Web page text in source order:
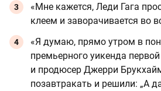
«Мне кажется, Леди Гага
клеем и заворачивается во
«Я думаю, прямо утром в
премьерного уикенда
и продюсер Джерри
позавтракать и решили: „А